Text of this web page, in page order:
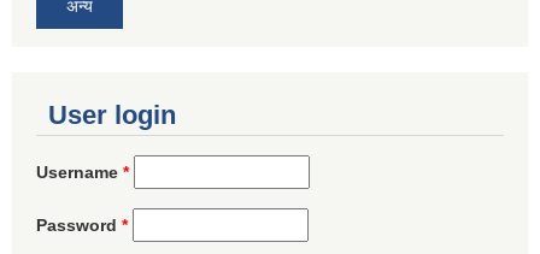
अन्य
User login
Username *
Password *